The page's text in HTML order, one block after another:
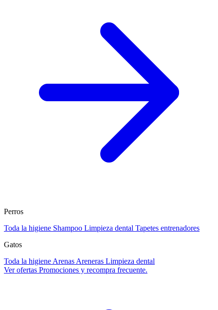
Perros
Toda la higiene Shampoo Limpieza dental Tapetes entrenadores
Gatos
Toda la higiene Arenas Areneras Limpieza dental
Ver ofertas Promociones y recompra frecuente.